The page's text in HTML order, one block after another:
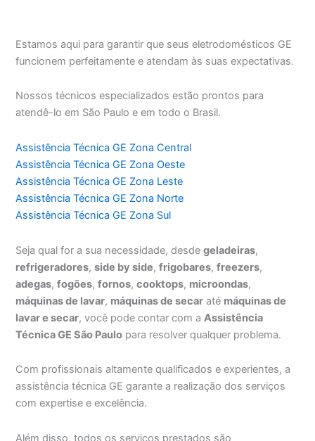
Estamos aqui para garantir que seus eletrodomésticos GE
funcionem perfeitamente e atendam às suas expectativas.
Nossos técnicos especializados estão prontos para
atendê-lo em São Paulo e em todo o Brasil.
Assistência Técnica GE Zona Central
Assistência Técnica GE Zona Oeste
Assistência Técnica GE Zona Leste
Assistência Técnica GE Zona Norte
Assistência Técnica GE Zona Sul
Seja qual for a sua necessidade, desdegeladeiras,
refrigeradores,side by side,frigobares,freezers,
adegas,fogões,fornos,cooktops, microondas,
máquinas de lavar, máquinas de secar até máquinas de
lavar e secar, você pode contar com a Assistência
Técnica GE São Paulo para resolver qualquer problema.
Com profissionais altamente qualificados e experientes, a
assistência técnica GE garante a realização dos serviços
com expertise e excelência.
Além disso, todos os serviços prestados são